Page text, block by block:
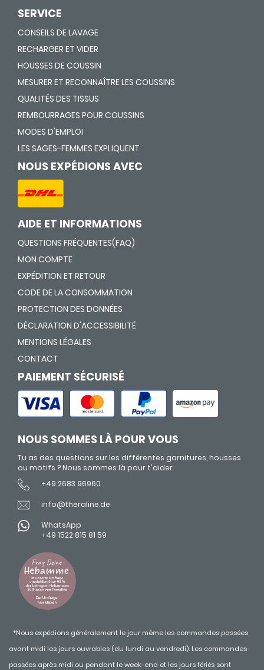
SERVICE
CONSEILS DE LAVAGE
RECHARGER ET VIDER
HOUSSES DE COUSSIN
MESURER ET RECONNAÎTRE LES COUSSINS
QUALITÉS DES TISSUS
REMBOURRAGES POUR COUSSINS
MODES D'EMPLOI
LES SAGES-FEMMES EXPLIQUENT
NOUS EXPÉDIONS AVEC
AIDE ET INFORMATIONS
QUESTIONS FRÉQUENTES(FAQ)
MON COMPTE
EXPÉDITION ET RETOUR
CODE DE LA CONSOMMATION
PROTECTION DES DONNÉES
DÉCLARATION D'ACCESSIBILITÉ
MENTIONS LÉGALES
CONTACT
PAIEMENT SÉCURISÉ
NOUS SOMMES LÀ POUR VOUS
Tu as des questions sur les différentes garnitures, housses
ou motifs ? Nous sommes là pour t'aider.
+49 2683 96960
info@theraline.de
WhatsApp
+49 1522 815 81 59
*Nous expédions généralement le jour même les commandes passées
avant midi les jours ouvrables (du lundi au vendredi). Les commandes
passées après midi ou pendant le week-end et les jours fériés sont